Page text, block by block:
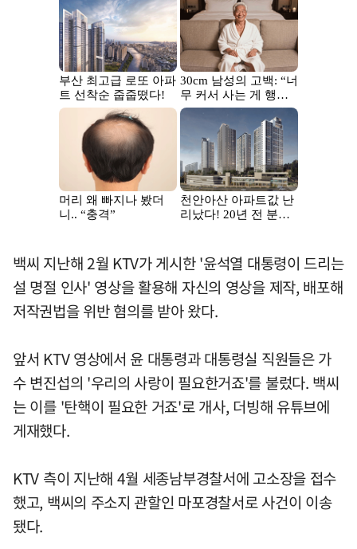
백씨 지난해 2월 KTV가 게시한 '윤석열 대통령이 드리는
설 명절 인사' 영상을 활용해 자신의 영상을 제작, 배포해
저작권법을 위반 혐의를 받아 왔다.
앞서 KTV 영상에서 윤 대통령과 대통령실 직원들은 가
수 변진섭의 '우리의 사랑이 필요한거죠'를 불렀다. 백씨
는 이를 '탄핵이 필요한 거죠'로 개사, 더빙해 유튜브에
게재했다.
KTV 측이 지난해 4월 세종남부경찰서에 고소장을 접수
했고, 백씨의 주소지 관할인 마포경찰서로 사건이 이송
됐다.